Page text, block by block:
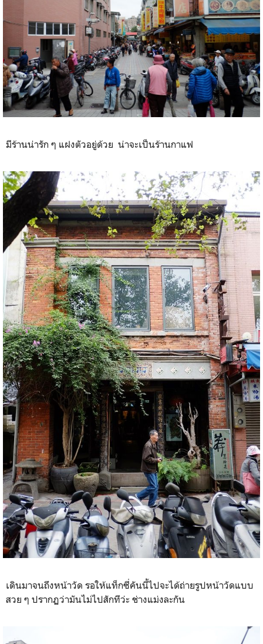
มีร้านน่ารัก ๆ แฝงตัวอยู่ด้วย น่าจะเป็นร้านกาแฟ
เดินมาจนถึงหน้าวัด รอให้แท็กซี่คันนี้ไปจะได้ถ่ายรูปหน้าวัดแบบ
สวย ๆ ปรากฏว่ามันไม่ไปสักทีว่ะ ช่างแม่งละกัน